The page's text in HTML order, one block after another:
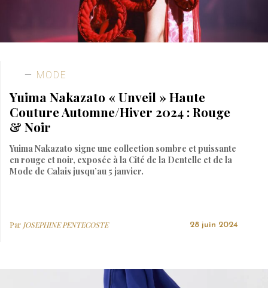
MODE
Yuima Nakazato « Unveil » Haute
Couture Automne/Hiver 2024 : Rouge
& Noir
Yuima Nakazato signe une collection sombre et puissante
en rouge et noir, exposée à la Cité de la Dentelle et de la
Mode de Calais jusqu’au 5 janvier.
Par JOSEPHINE PENTECOSTE 28 juin 2024